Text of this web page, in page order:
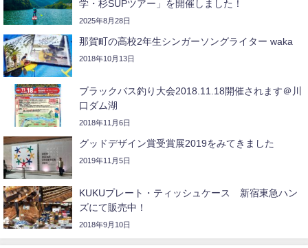
学・杉SUPツアー」を開催しました！
2025年8月28日
那賀町の高校2年生シンガーソングライター waka
2018年10月13日
ブラックバス釣り大会2018.11.18開催されます＠川
口ダム湖
2018年11月6日
グッドデザイン賞受賞展2019をみてきました
2019年11月5日
KUKUプレート・ティッシュケース 新宿東急ハン
ズにて販売中！
2018年9月10日